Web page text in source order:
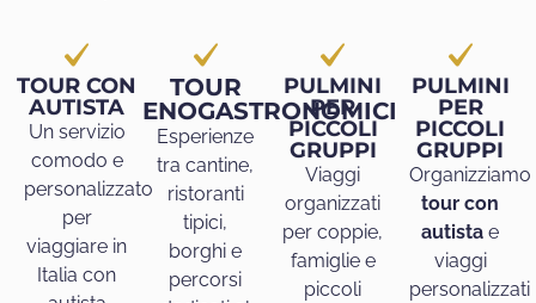
TOUR CON
AUTISTA
Un servizio
comodo e
personalizzato
per
viaggiare in
Italia con
TOUR
ENOGASTRONOMICI
Esperienze
tra cantine,
ristoranti
tipici,
borghi e
percorsi
PULMINI
PER
PICCOLI
GRUPPI
Viaggi
organizzati
per coppie,
famiglie e
piccoli
PULMINI
PER
PICCOLI
GRUPPI
Organizziamo
tour con
autista e
viaggi
personalizzati